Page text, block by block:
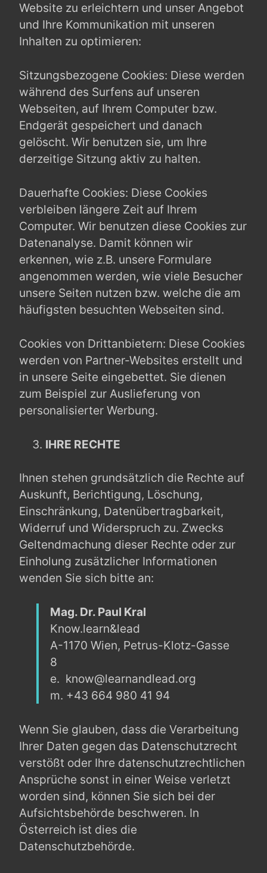
Website zu erleichtern und unser Angebot
und Ihre Kommunikation mit unseren
Inhalten zu optimieren:
Sitzungsbezogene Cookies: Diese werden
während des Surfens auf unseren
Webseiten, auf Ihrem Computer bzw.
Endgerät gespeichert und danach
gelöscht. Wir benutzen sie, um Ihre
derzeitige Sitzung aktiv zu halten.
Dauerhafte Cookies: Diese Cookies
verbleiben längere Zeit auf Ihrem
Computer. Wir benutzen diese Cookies zur
Datenanalyse. Damit können wir
erkennen, wie z.B. unsere Formulare
angenommen werden, wie viele Besucher
unsere Seiten nutzen bzw. welche die am
häufigsten besuchten Webseiten sind.
Cookies von Drittanbietern: Diese Cookies
werden von Partner-Websites erstellt und
in unsere Seite eingebettet. Sie dienen
zum Beispiel zur Auslieferung von
personalisierter Werbung.
IHRE RECHTE
Ihnen stehen grundsätzlich die Rechte auf
Auskunft, Berichtigung, Löschung,
Einschränkung, Datenübertragbarkeit,
Widerruf und Widerspruch zu. Zwecks
Geltendmachung dieser Rechte oder zur
Einholung zusätzlicher Informationen
wenden Sie sich bitte an:
Mag. Dr. Paul Kral
Know.learn&lead
A-1170 Wien, Petrus-Klotz-Gasse
8
e. know@learnandlead.org
m. +43 664 980 41 94
Wenn Sie glauben, dass die Verarbeitung
Ihrer Daten gegen das Datenschutzrecht
verstößt oder Ihre datenschutzrechtlichen
Ansprüche sonst in einer Weise verletzt
worden sind, können Sie sich bei der
Aufsichtsbehörde beschweren. In
Österreich ist dies die
Datenschutzbehörde.